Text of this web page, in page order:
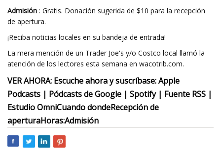
Admisión : Gratis. Donación sugerida de $10 para la recepción
de apertura.
¡Reciba noticias locales en su bandeja de entrada!
La mera mención de un Trader Joe's y/o Costco local llamó la
atención de los lectores esta semana en wacotrib.com.
VER AHORA: Escuche ahora y suscríbase: Apple
Podcasts | Pódcasts de Google | Spotify | Fuente RSS |
Estudio OmniCuando dondeRecepción de
aperturaHoras:Admisión